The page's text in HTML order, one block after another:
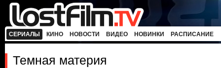
СЕРИАЛЫ КИНО НОВОСТИ ВИДЕО НОВИНКИ РАСПИСАНИЕ
Темная материя